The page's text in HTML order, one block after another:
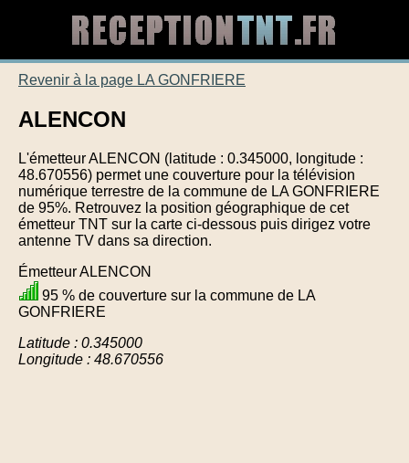
Revenir à la page LA GONFRIERE
ALENCON
L'émetteur ALENCON (latitude : 0.345000, longitude :
48.670556) permet une couverture pour la télévision
numérique terrestre de la commune de LA GONFRIERE
de 95%. Retrouvez la position géographique de cet
émetteur TNT sur la carte ci-dessous puis dirigez votre
antenne TV dans sa direction.
Émetteur ALENCON
95 % de couverture sur la commune de LA
GONFRIERE
Latitude : 0.345000
Longitude : 48.670556